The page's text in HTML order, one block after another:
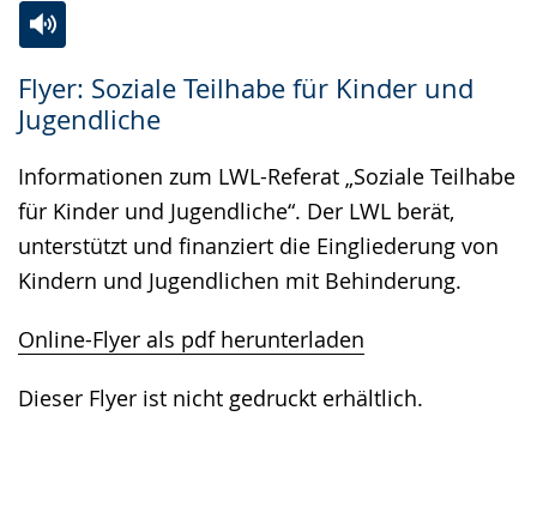
Flyer: Soziale Teilhabe für Kinder und
Jugendliche
Leichten
Sprache
wechseln.
Audio-
Unterstützung.
Video
in
Deutscher
Gebärdensprache
wird
angezeigt.
Informationen zum LWL-Referat „Soziale Teilhabe
für Kinder und Jugendliche“. Der LWL berät,
unterstützt und finanziert die Eingliederung von
Kindern und Jugendlichen mit Behinderung.
Online-Flyer als pdf herunterladen
Dieser Flyer ist nicht gedruckt erhältlich.